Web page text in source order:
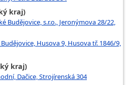
kraj)
Budějovice, s.r.o., Jeronýmova 28/22,
Husova 9, Husova tř. 1846/9,
kraj)
Dačice, Strojírenská 304